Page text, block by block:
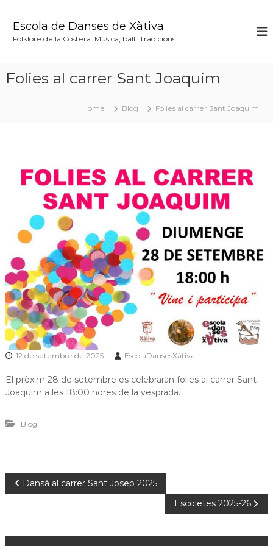
Escola de Danses de Xàtiva
Folklore de la Costera. Música, ball i tradicions
Folies al carrer Sant Joaquim
Home Blog Folies al carrer Sant Joaquim
12 de setembre de 2025 EscolaDansesXàtiva
El pròxim 28 de setembre es celebraran folies al carrer Sant
Joaquim a les 18:00 hores de la vesprada.
Blog
N
v
Dansà al carrer Sant Josep 2025
Escoletes 2025-26